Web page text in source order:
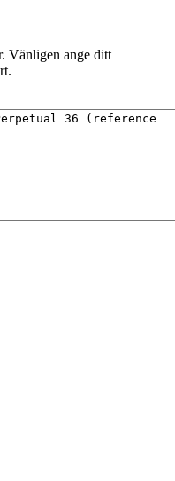
Vänligen ange ditt